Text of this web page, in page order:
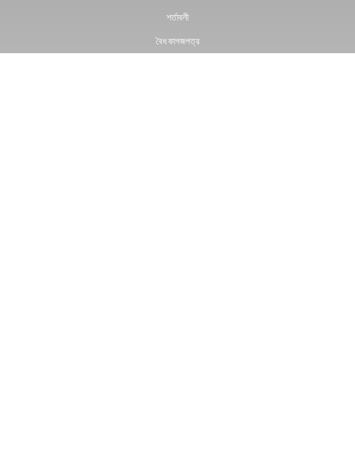
শর্তাবলী
বৈধ কাগজপত্র